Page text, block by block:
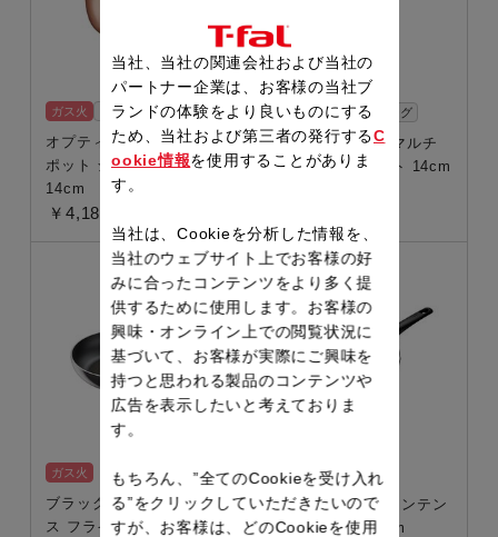
ガス火 ギフトラッピング
オプティスペース マルチ
ポット シナモンブラウン
14cm
￥4,180
ガス火 ギフトラッピング
オプティスペース マルチ
ポット ライトミント 14cm
ガス火
ブラックミラー・インテン
ス フライパン 20cm
ガス火
ブラックミラー・インテン
ス フライパン 26cm
当社、当社の関連会社および当社の
パートナー企業は、お客様の当社ブ
ランドの体験をより良いものにする
ため、当社および第三者の発行するC
ookie情報を使用することがありま
す。
当社は、Cookieを分析した情報を、
当社のウェブサイト上でお客様の好
みに合ったコンテンツをより多く提
供するために使用します。お客様の
興味・オンライン上での閲覧状況に
基づいて、お客様が実際にご興味を
持つと思われる製品のコンテンツや
広告を表示したいと考えておりま
す。
もちろん、”全てのCookieを受け入れ
る”をクリックしていただきたいので
すが、お客様は、どのCookieを使用